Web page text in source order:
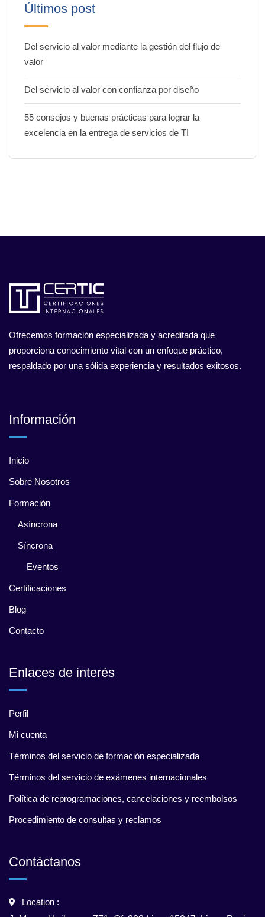
Últimos post
Del servicio al valor mediante la gestión del flujo de
valor
Del servicio al valor con confianza por diseño
55 consejos y buenas prácticas para lograr la
excelencia en la entrega de servicios de TI
Ofrecemos formación especializada y acreditada que
proporciona conocimiento vital con un enfoque práctico,
respaldado por una sólida experiencia y resultados exitosos.
Información
Inicio
Sobre Nosotros
Formación
Asíncrona
Síncrona
Eventos
Certificaciones
Blog
Contacto
Enlaces de interés
Perfil
Mi cuenta
Términos del servicio de formación especializada
Términos del servicio de exámenes internacionales
Política de reprogramaciones, cancelaciones y reembolsos
Procedimiento de consultas y reclamos
Contáctanos
Location :